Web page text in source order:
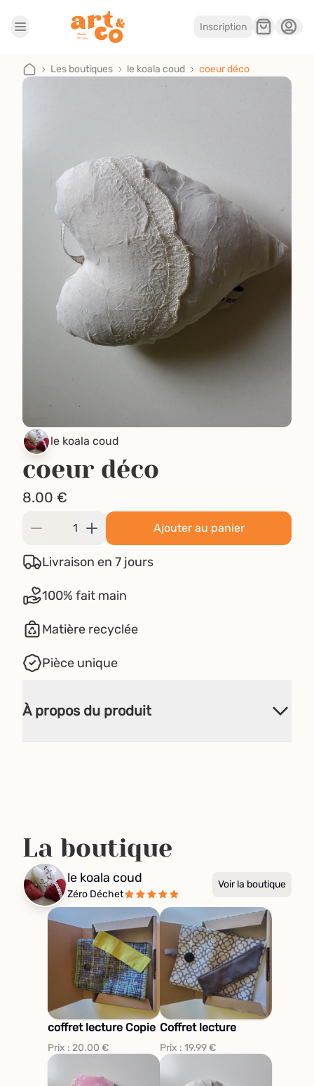
Inscription
Les boutiques
Je suis artisan
Les boutiques le koala coud coeur déco
le koala coud
coeur déco
8.00 €
Ajouter au panier
Livraison en 7 jours
100% fait main
Matière recyclée
Pièce unique
À propos du produit
La boutique
le koala coud
Zéro Déchet
Voir la boutique
coffret lecture Copie
Prix : 20.00 €
Coffret lecture
Prix : 19.99€